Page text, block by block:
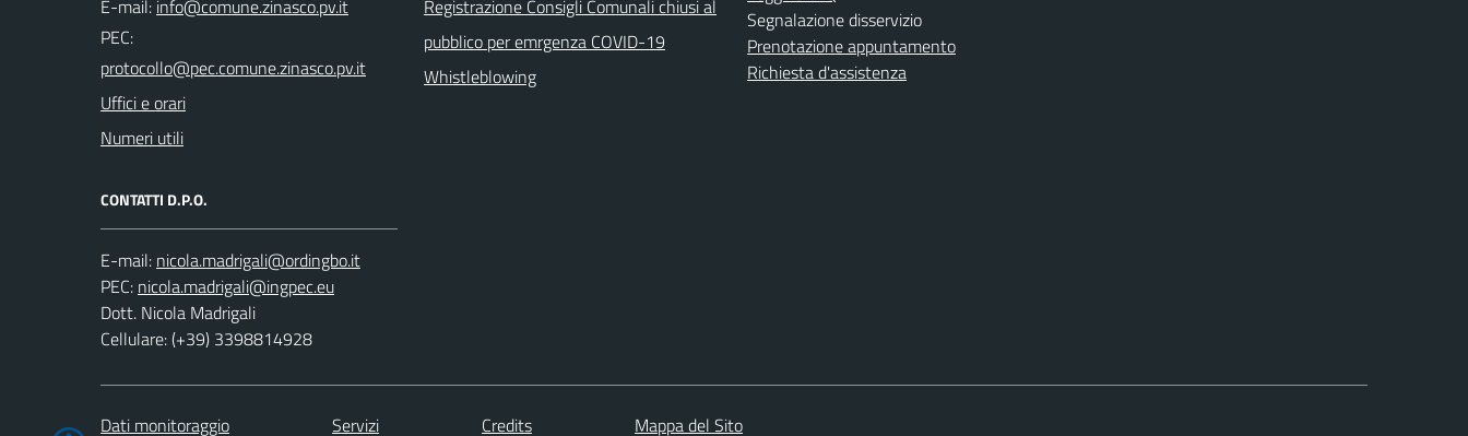
E-mail:
PEC:
Uffici e orari
Numeri utili
CONTATTI D.P.O.
E-mail:
PEC:
Dott. Nicola Madrigali
Cellulare: (+39) 3398814928
Registrazione Consigli Comunali chiusi al
pubblico per emrgenza COVID-19
Whistleblowing
Segnalazione disservizio
Prenotazione appuntamento
Richiesta d'assistenza
Dati monitoraggio Servizi Credits Mappa del Sito